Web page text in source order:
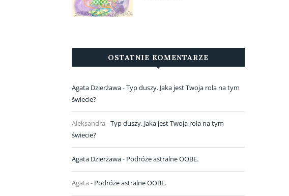
OSTATNIE KOMENTARZE
Agata Dzierżawa-Typ duszy. Jaka jest Twoja rola na tym
świecie?
Aleksandra -Typ duszy. Jaka jest Twoja rola na tym
świecie?
Agata Dzierżawa- Podróże astralne OOBE.
Agata - Podróże astralne OOBE.